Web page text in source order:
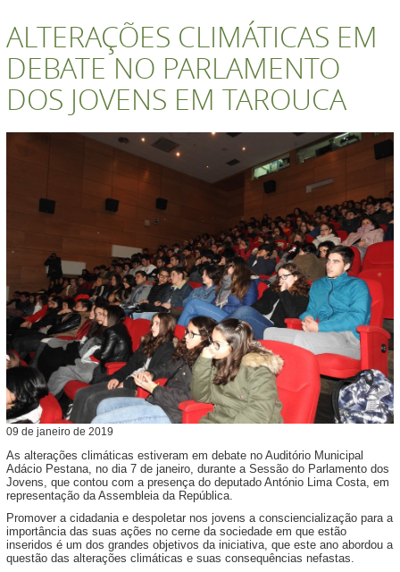
ALTERAÇÕES CLIMÁTICAS EM
DEBATE NO PARLAMENTO
DOS JOVENS EM TAROUCA
09 de janeiro de 2019
As alterações climáticas estiveram em debate no Auditório Municipal
Adácio Pestana, no dia 7 de janeiro, durante a Sessão do Parlamento dos
Jovens, que contou com a presença do deputado António Lima Costa, em
representação da Assembleia da República.
Promover a cidadania e despoletar nos jovens a consciencialização para a
importância das suas ações no cerne da sociedade em que estão
inseridos é um dos grandes objetivos da iniciativa, que este ano abordou a
questão das alterações climáticas e suas consequências nefastas.